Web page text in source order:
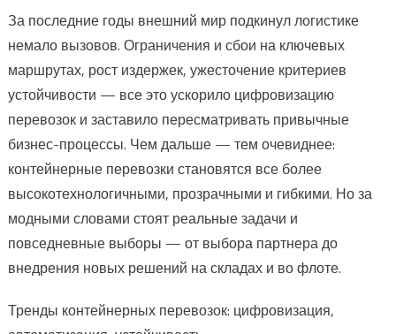
За последние годы внешний мир подкинул логистике
немало вызовов. Ограничения и сбои на ключевых
маршрутах, рост издержек, ужесточение критериев
устойчивости — все это ускорило цифровизацию
перевозок и заставило пересматривать привычные
бизнес-процессы. Чем дальше — тем очевиднее:
контейнерные перевозки становятся все более
высокотехнологичными, прозрачными и гибкими. Но за
модными словами стоят реальные задачи и
повседневные выборы — от выбора партнера до
внедрения новых решений на складах и во флоте.
Тренды контейнерных перевозок: цифровизация,